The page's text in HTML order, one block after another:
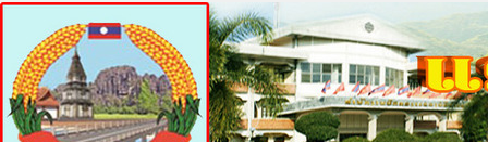
BOLIKHAMXAY PROVINCE